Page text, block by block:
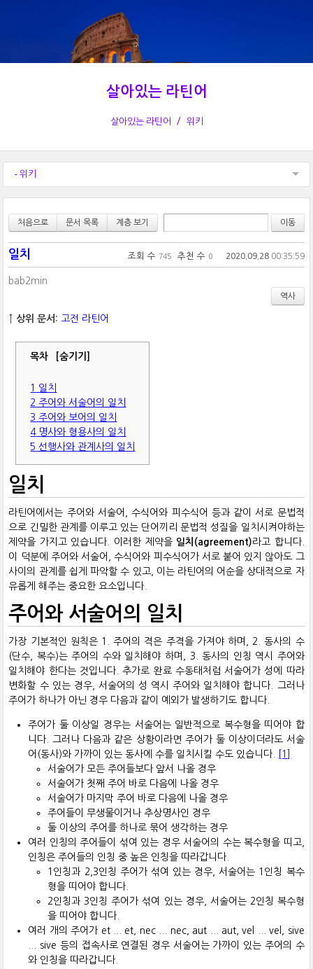
살아있는 라틴어
살아있는 라틴어 위키
- 위키
처음으로 문서 목록 계층 보기
일치 조회 수 745 추천 수 0 2020.09.2800:35:59
bab2min
역사
↑ 상위 문서: 고전 라틴어
목차 [숨기기]
1
일치
2 주어와 서술어의 일치
3 주어와 보어의 일치
4명사와 형용사의 일치
5 선행사와 관계사의 일치
일치
라틴어에서는 주어와 서술어, 수식어와 피수식어 등과 같이 서로 문법적
으로 긴밀한 관계를 이루고 있는 단어끼리 문법적 성질을 일치시켜야하는
제약을 가지고 있습니다. 이러한 제약을 일치(agreement)라고 합니다.
이 덕분에 주어와 서술어, 수식어와 피수식어가 서로 붙어 있지 않아도 그
사이의 관계를 쉽게 파악할 수 있고, 이는 라틴어의 어순을 상대적으로 자
유롭게 해주는 중요한 요소입니다.
주어와 서술어의 일치
가장 기본적인 원칙은 1. 주어의 격은 주격을 가져야 하며, 2. 동사의 수
(단수, 복수)는 주어의 수와 일치해야 하며, 3. 동사의 인칭 역시 주어와
일치해야 한다는 것입니다. 추가로 완료 수동태처럼 서술어가 성에 따라
변화할 수 있는 경우, 서술어의 성 역시 주어와 일치해야 합니다. 그러나
주어가 하나가 아닌 경우 다음과 같이 예외가 발생하기도 합니다.
주어가 둘 이상일 경우는 서술어는 일반적으로 복수형을 띠어야 합
니다. 그러나 다음과 같은 상황이라면 주어가 둘 이상이더라도 서술
어(동사)와 가까이 있는 동사에 수를 일치시킬 수도 있습니다.
[1]
서술어가 모든 주어들보다 앞서 나올 경우
서술어가 첫째 주어 바로 다음에 나올 경우
서술어가 마지막 주어 바로 다음에 나올 경우
주어들이 무생물이거나 추상명사인 경우
둘 이상의 주어를 하나로 묶어 생각하는 경우
여러 인칭의 주어들이 섞여 있는 경우 서술어의 수는 복수형을 띠고,
인칭은 주어들의 인칭 중 높은 인칭을 따라갑니다.
1인칭과 2,3인칭 주어가 섞여 있는 경우, 서술어는 1인칭 복수
형을 띠어야 합니다.
2인칭과 3인칭 주어가 섞여 있는 경우, 서술어는 2인칭 복수형
을 띠어야 합니다.
여러 개의 주어가 et ... et, nec ... nec, aut ... aut, vel ... vel, sive
... sive 등의 접속사로 연결된 경우 서술어는 가까이 있는 주어의 수
와 인칭을 따라갑니다.